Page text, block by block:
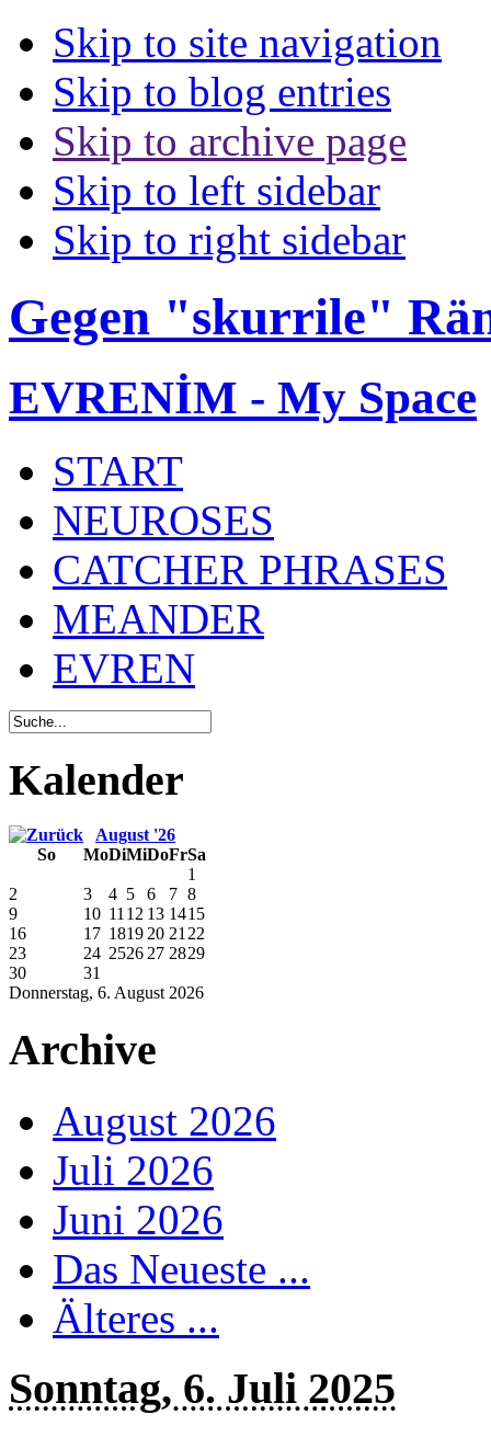
Skip to site navigation
Skip to blog entries
Skip to archive page
Skip to left sidebar
Skip to right sidebar
Gegen "skurrile"
EVRENİM - My Space
START
NEUROSES
CATCHER PHRASES
MEANDER
EVREN
Kalender
August '26
So
MoDiMiDoFrSa
Donnerstag, 6. August 2026
1
2
3 4 5 6 7 8
9
10 11 12 13 1415
16
17 1819 20 21 22
23
24 2526 27 2829
30
31
Archive
August 2026
Juli 2026
Juni 2026
Das Neueste ...
Älteres ...
Sonntag, 6. Juli 2025